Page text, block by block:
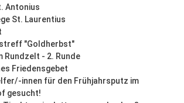
Antonius
St. Laurentius
"Goldherbst"
Rundzelt - 2. Runde
Friedensgebet
innen für den Frühjahrsputz im
gesucht!